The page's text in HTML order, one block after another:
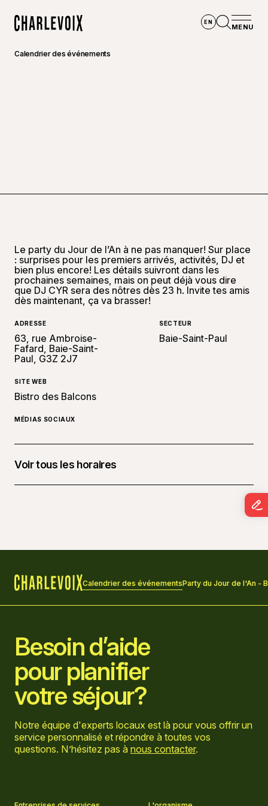
EN
MENU
Calendrier des événements
Le party du Jour de l’An à ne pas manquer! Sur place
: surprises pour les premiers arrivés, activités, DJ et
bien plus encore! Les détails suivront dans les
prochaines semaines, mais on peut déjà vous dire
que DJ CYR sera des nôtres dès 23 h. Invite tes amis
dès maintenant, ça va brasser!
ADRESSE
63, rue Ambroise-
Fafard, Baie-Saint-
Paul, G3Z 2J7
SECTEUR
Baie-Saint-Paul
SITE WEB
Bistro des Balcons
MÉDIAS SOCIAUX
Voir tous les horaires
Calendrier des événementsParty du Jour de l'An -
Besoin d’aide
pour planifier
votre séjour?
Notre équipe d'experts locaux est là pour vous offrir un
service personnalisé et répondre à toutes vos
questions. N’hésitez pas à nous contacter.